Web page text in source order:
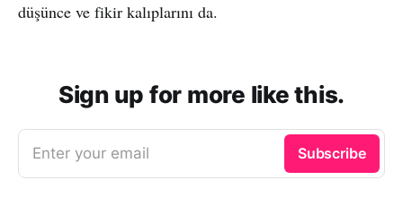
düşünce ve fikir kalıplarını da.
Sign up for more like this.
Enter your email Subscribe